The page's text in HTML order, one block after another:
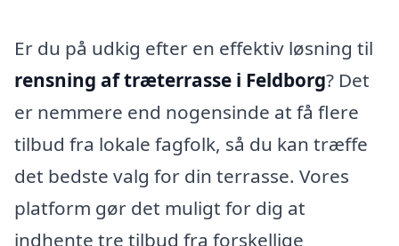
Er du på udkig efter en effektiv løsning til
rensning af træterrasse i Feldborg? Det
er nemmere end nogensinde at få flere
tilbud fra lokale fagfolk, så du kan træffe
det bedste valg for din terrasse. Vores
platform gør det muligt for dig at
indhente tre tilbud fra forskellige